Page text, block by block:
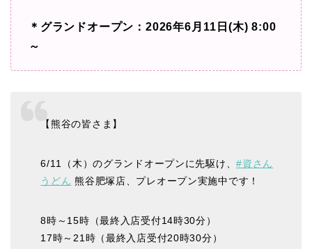
＊グランドオープン：2026年6月11日(木) 8:00
～
【熊谷の皆さま】
6/11（木）のグランドオープンに先駆け、#資さん
うどん 熊谷肥塚店、プレオープン実施中です！
8時～15時（最終入店受付14時30分）
17時～21時（最終入店受付20時30分）